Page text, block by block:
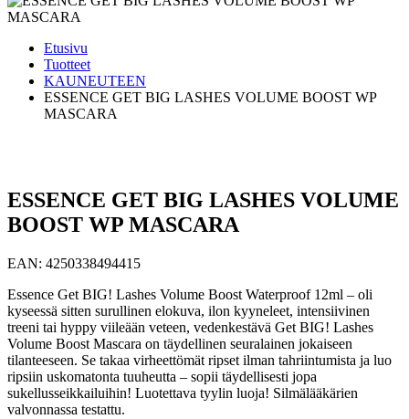
Etusivu
Tuotteet
KAUNEUTEEN
ESSENCE GET BIG LASHES VOLUME BOOST WP
MASCARA
ESSENCE GET BIG LASHES VOLUME
BOOST WP MASCARA
EAN: 4250338494415
Essence Get BIG! Lashes Volume Boost Waterproof 12ml – oli
kyseessä sitten surullinen elokuva, ilon kyyneleet, intensiivinen
treeni tai hyppy viileään veteen, vedenkestävä Get BIG! Lashes
Volume Boost Mascara on täydellinen seuralainen jokaiseen
tilanteeseen. Se takaa virheettömät ripset ilman tahriintumista ja luo
ripsiin uskomatonta tuuheutta – sopii täydellisesti jopa
sukellusseikkailuihin! Luotettava tyylin luoja! Silmälääkärien
valvonnassa testattu.